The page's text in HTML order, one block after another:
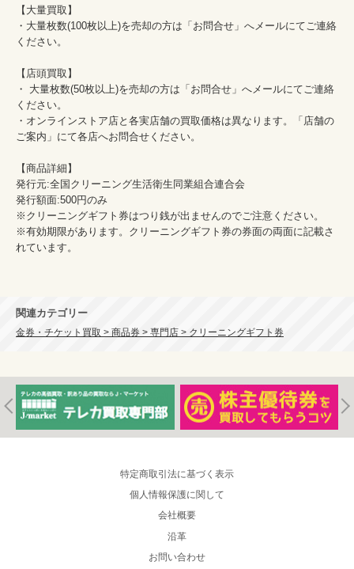
【大量買取】
・大量枚数(100枚以上)を売却の方は「お問合せ」へメールにてご連絡
ください。
【店頭買取】
・ 大量枚数(50枚以上)を売却の方は「お問合せ」へメールにてご連絡
ください。
・オンラインストア店と各実店舗の買取価格は異なります。「店舗の
ご案内」にて各店へお問合せください。
【商品詳細】
発行元:全国クリーニング生活衛生同業組合連合会
発行額面:500円のみ
※クリーニングギフト券はつり銭が出ませんのでご注意ください。
※有効期限があります。クリーニングギフト券の券面の両面に記載さ
れています。
関連カテゴリー
金券・チケット買取 > 商品券 > 専門店 > クリーニングギフト券
特定商取引法に基づく表示
個人情報保護に関して
会社概要
沿革
お問い合わせ